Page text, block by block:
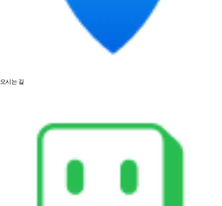
오시는 길